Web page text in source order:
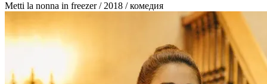
Metti la nonna in freezer / 2018 / комедия